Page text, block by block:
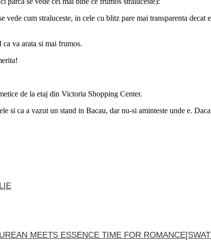
vede cum straluceste, in cele cu blitz pare mai transparenta
ca va arata si mai frumos.
de la etaj din Victoria Shopping Center.
si ca a vazut un stand in Bacau, dar nu-si aminteste unde e.